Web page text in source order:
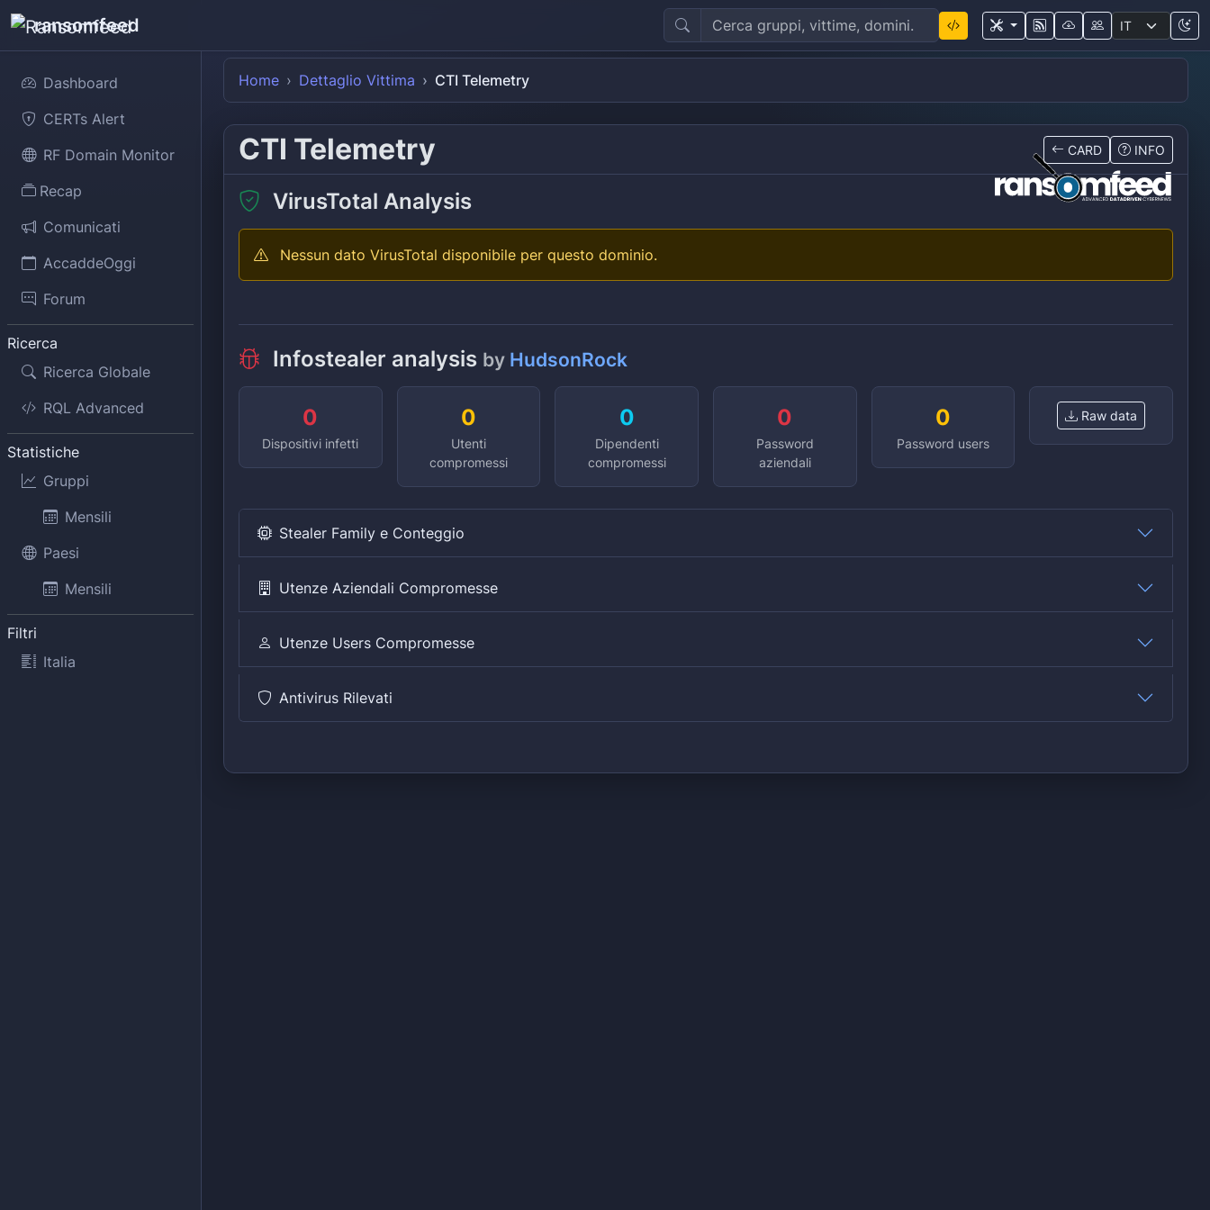
ransomfeed
Dashboard
CERTs Alert
RF Domain Monitor
Recap
Comunicati
AccaddeOggi
Forum
Ricerca
Ricerca Globale
RQL Advanced
Statistiche
Gruppi
Mensili
Paesi
Mensili
Filtri
Italia
Home Dettaglio Vittima CTI Telemetry
CTI Telemetry CARD INFO
VirusTotal Analysis
Nessun dato VirusTotal disponibile per questo dominio.
Infostealer analysis by HudsonRock
0
Dispositivi infetti
0
Utenti
compromessi
0
Dipendenti
compromessi
0
Password
aziendali
0
Password users
Raw data
Stealer Family e Conteggio
Utenze Aziendali Compromesse
Utenze Users Compromesse
Antivirus Rilevati